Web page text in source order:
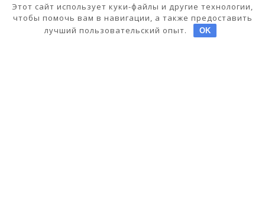
Этот сайт использует куки-файлы и другие технологии,
чтобы помочь вам в навигации, а также предоставить
лучший пользовательский опыт.
OK